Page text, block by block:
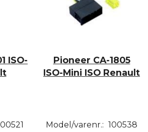
ISO-
Pioneer CA-1805
ISO-Mini ISO Renault
Model/varenr.: 100538